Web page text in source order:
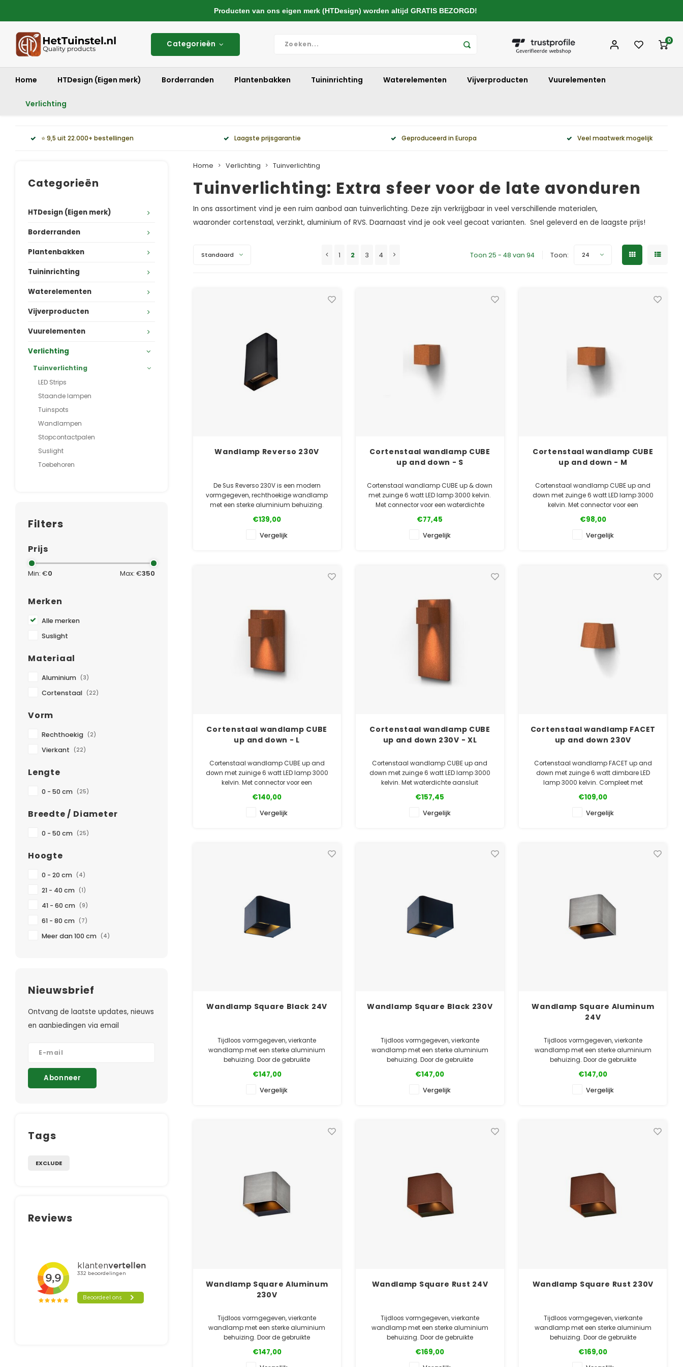
Categorieën 0
Home HTDesign (Eigen merk) Borderranden Plantenbakken Tuininrichting Waterelementen Vijverproducten Vuurelementen
Verlichting
⭐ 9,5 uit 22.000+ bestellingen Laagste prijsgarantie Geproduceerd in Europa Veel maatwerk mogelijk
Categorieën
HTDesign (Eigen merk)
Borderranden
Plantenbakken
Tuininrichting
Waterelementen
Vijverproducten
Vuurelementen
Verlichting
Tuinverlichting
LED Strips
Staande lampen
Tuinspots
Wandlampen
Stopcontactpalen
Suslight
Toebehoren
Filters
Prijs
Min: €0 Max: €350
Merken
Alle merken
Suslight
Materiaal
Aluminium (3)
Cortenstaal (22)
Vorm
Rechthoekig (2)
Vierkant (22)
Lengte
0 - 50 cm (25)
Breedte / Diameter
0 - 50 cm (25)
Hoogte
0 - 20 cm (4)
21 - 40 cm (1)
41 - 60 cm (9)
61 - 80 cm (7)
Meer dan 100 cm (4)
Nieuwsbrief
Ontvang de laatste updates, nieuws
en aanbiedingen via email
Abonneer
Tags
EXCLUDE
Reviews
Home Verlichting Tuinverlichting
Tuinverlichting: Extra sfeer voor de late avonduren
In ons assortiment vind je een ruim aanbod aan tuinverlichting. Deze zijn verkrijgbaar in veel verschillende materialen,
waaronder cortenstaal, verzinkt, aluminium of RVS. Daarnaast vind je ook veel gecoat varianten. Snel geleverd en de laagste prijs!
Standaard 1 2 3 4 Toon 25 - 48 van 94 Toon: 24
Wandlamp Reverso 230V
De Sus Reverso 230V is een modern
vormgegeven, rechthoekige wandlamp
met een sterke aluminium behuizing.
Door de gebruikte poedercoating goed
bestand tegen de weersinvloeden.
€139,00
Vergelijk
Cortenstaal wandlamp CUBE
up and down - S
Cortenstaal wandlamp CUBE up & down
met zuinge 6 watt LED lamp 3000 kelvin.
Met connector voor een waterdichte
aansluiting. Ook leverbaar in 15 en 10 cm
hoog en gepoedercoat aluminium.
€77,45
Vergelijk
Cortenstaal wandlamp CUBE
up and down - M
Cortenstaal wandlamp CUBE up and
down met zuinge 6 watt LED lamp 3000
kelvin. Met connector voor een
waterdichte aansluiting. Ook leverbaar in
10 en 10 cm hoog.
€98,00
Vergelijk
Cortenstaal wandlamp CUBE
up and down - L
Cortenstaal wandlamp CUBE up and
down met zuinige 6 watt LED lamp 3000
kelvin. Met connector voor een
zonder achterplaat en in gepoedercoat
aluminium.
€140,00
Vergelijk
Cortenstaal wandlamp CUBE
up and down 230V - XL
Cortenstaal wandlamp CUBE up and
down met zuinge 6 watt LED lamp 3000
kelvin. Met waterdichte aansluit
zonder achterplaat of gepoedercoat
aluminium.
€157,45
Vergelijk
Cortenstaal wandlamp FACET
up and down 230V
Cortenstaal wandlamp FACET up and
down met zuinge 6 watt dimbare LED
lamp 3000 kelvin. Compleet met
connector voor een waterdichte
aansluiting. Ook leverbaar gepoedercoat
aluminium.
€109,00
Vergelijk
Wandlamp Square Black 24V
Tijdloos vormgegeven, vierkante
wandlamp met een sterke aluminium
behuizing. Door de gebruikte
poedercoating goed bestand tegen de
weersinvloeden. Verkrijgbaar in meerdere
kleuren.
€147,00
Vergelijk
Wandlamp Square Black 230V
Tijdloos vormgegeven, vierkante
wandlamp met een sterke aluminium
behuizing. Door de gebruikte
poedercoating goed bestand tegen de
weersinvloeden. Verkrijgbaar in meerdere
kleuren.
€147,00
Vergelijk
Wandlamp Square Aluminum
24V
Tijdloos vormgegeven, vierkante
wandlamp met een sterke aluminium
behuizing. Door de gebruikte
poedercoating goed bestand tegen de
weersinvloeden. Verkrijgbaar in meerdere
kleuren.
€147,00
Vergelijk
Wandlamp Square Aluminum
230V
Tijdloos vormgegeven, vierkante
wandlamp met een sterke aluminium
behuizing. Door de gebruikte
weersinvloeden. Verkrijgbaar in meerdere
€147,00
Wandlamp Square Rust 24V
Tijdloos vormgegeven, vierkante
wandlamp met een sterke aluminium
behuizing. Door de gebruikte
poedercoating goed bestand tegen de
weersinvloeden. Verkrijgbaar in meerdere
€169,00
Wandlamp Square Rust 230V
Tijdloos vormgegeven, vierkante
wandlamp met een sterke aluminium
behuizing. Door de gebruikte
poedercoating goed bestand tegen de
weersinvloeden. Verkrijgbaar in meerdere
€169,00
Producten van ons eigen merk (HTDesign) worden altijd GRATIS BEZORGD!